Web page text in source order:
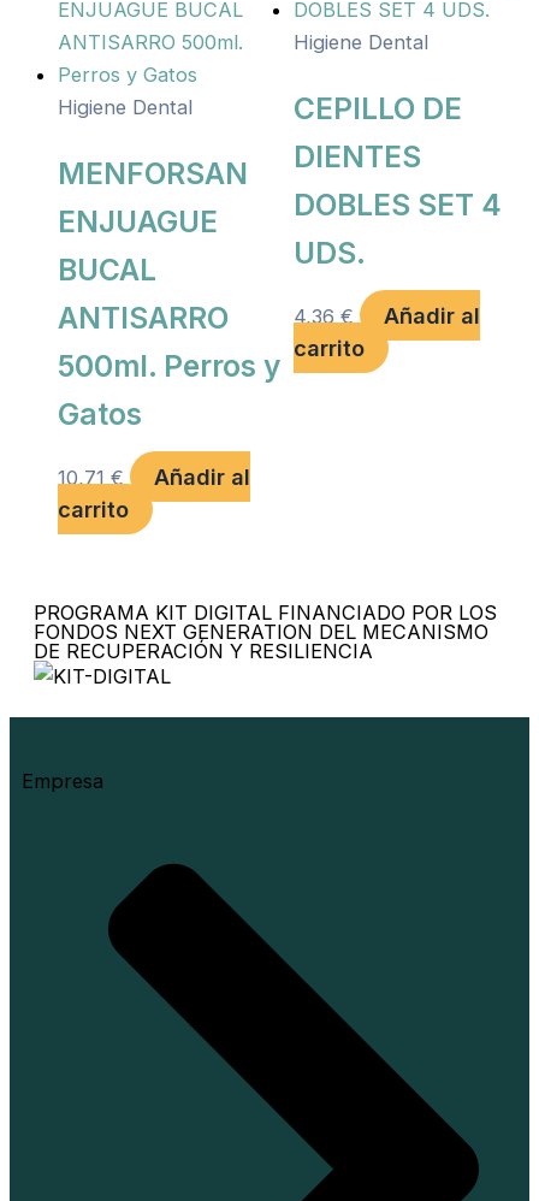
Higiene Dental
MENFORSAN
ENJUAGUE
BUCAL
ANTISARRO
500ml. Perros y
Gatos
10,71 €
Añadir al
carrito
Higiene Dental
CEPILLO DE
DIENTES
DOBLES SET 4
UDS.
4,36 €
Añadir al
carrito
PROGRAMA KIT DIGITAL FINANCIADO POR LOS
FONDOS NEXT GENERATION DEL MECANISMO
DE RECUPERACIÓN Y RESILIENCIA
Empresa